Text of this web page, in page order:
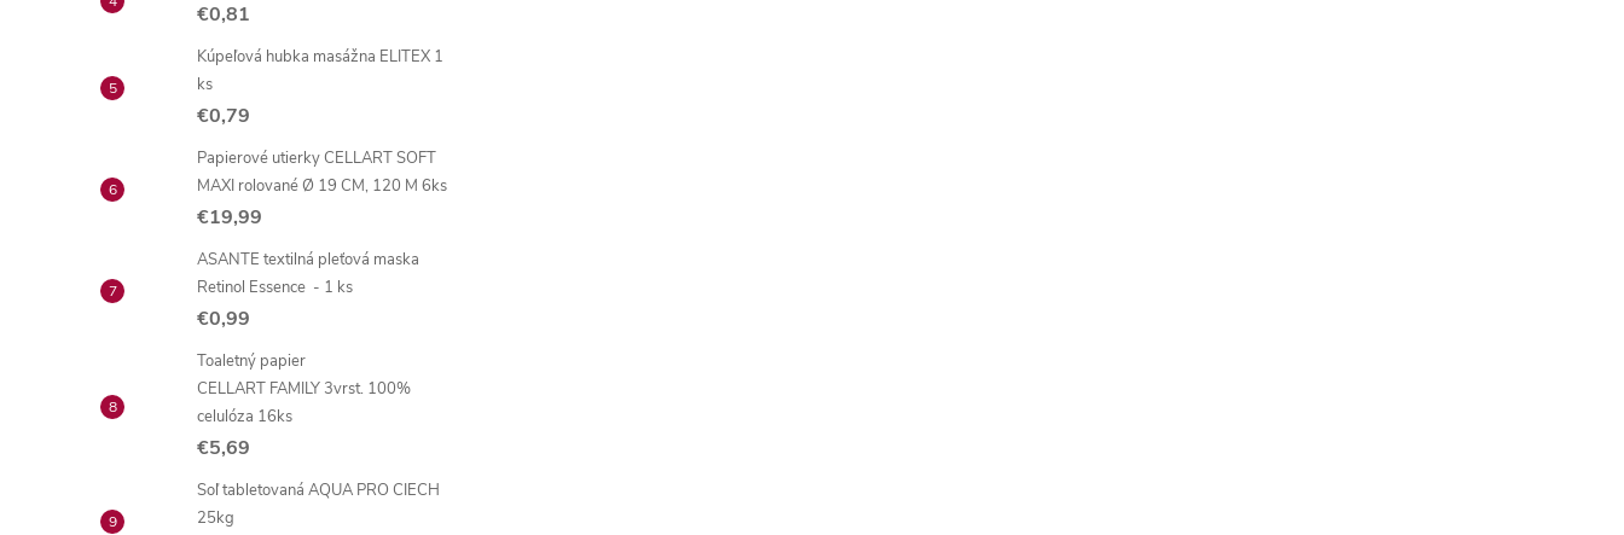
€0,81
Kúpeľová hubka masážna ELITEX 1
ks
€0,79
Papierové utierky CELLART SOFT
MAXI rolované Ø 19 CM, 120 M 6ks
€19,99
ASANTE textilná pleťová maska
Retinol Essence - 1 ks
€0,99
Toaletný papier
CELLART FAMILY 3vrst. 100%
celulóza 16ks
€5,69
Soľ tabletovaná AQUA PRO CIECH
25kg